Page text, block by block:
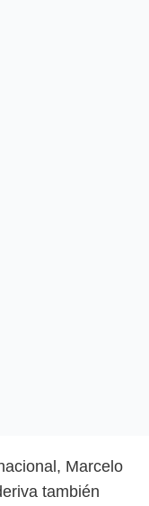
Marcelo
también